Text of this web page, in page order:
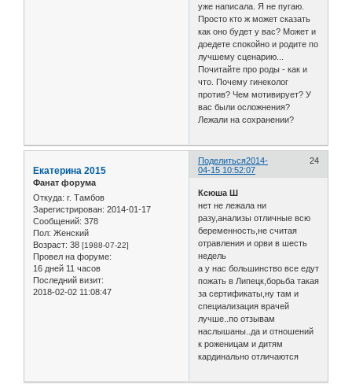
уже написала. Я не пугаю.
Просто кто ж может сказать
как оно будет у вас? Может и
доедете спокойно и родите по
лучшему сценарию...
Почитайте про роды - как и
что. Почему гинеколог
против? Чем мотивирует? У
вас были осложнения?
Лежали на сохранении?
Поделиться 24
2014-
04-15 10:52:07
Екатерина 2015
Фанат форума
Откуда: г. Тамбов
Зарегистрирован: 2014-01-17
Сообщений: 378
Пол: Женский
Возраст: 38 [1988-07-22]
Провел на форуме:
16 дней 11 часов
Последний визит:
2018-02-02 11:08:47
Ксюша Ш
нет не лежала ни
разу,анализы отличные всю
беременность,не считая
отравления и орви в шесть
недель
а у нас большинство все едут
пожать в Липецк,борьба такая
за сертификаты,ну там и
специализация врачей
лучше..по отзывам
наслышаны..да и отношений
к роженицам и дитям
кардинально отличаются